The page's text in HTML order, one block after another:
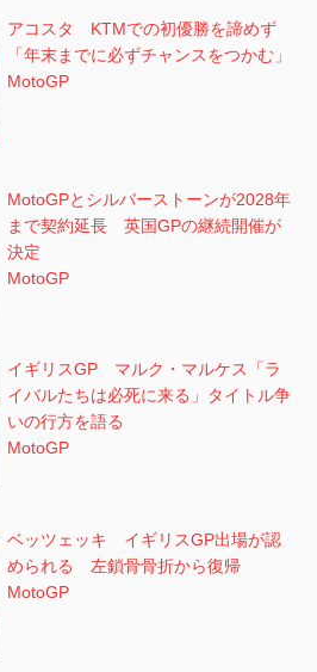
アコスタ KTMでの初優勝を諦めず
「年末までに必ずチャンスをつかむ」
MotoGP
MotoGPとシルバーストーンが2028年
まで契約延長 英国GPの継続開催が
決定
MotoGP
イギリスGP マルク・マルケス「ラ
イバルたちは必死に来る」タイトル争
いの行方を語る
MotoGP
ベッツェッキ イギリスGP出場が認
められる 左鎖骨骨折から復帰
MotoGP